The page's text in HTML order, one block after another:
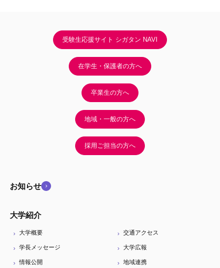
受験生応援サイト シガタン NAVI
在学生・保護者の方へ
卒業生の方へ
地域・一般の方へ
採用ご担当の方へ
お知らせ
大学紹介
大学概要 交通アクセス
学長メッセージ 大学広報
情報公開 地域連携